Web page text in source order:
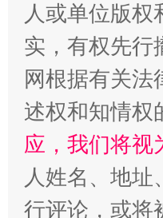
镜头丨大暑三
人或单位版权
实，有权先行
网根据有关
述权和知情权
应，我们将视
人姓名、地
行评论，或将